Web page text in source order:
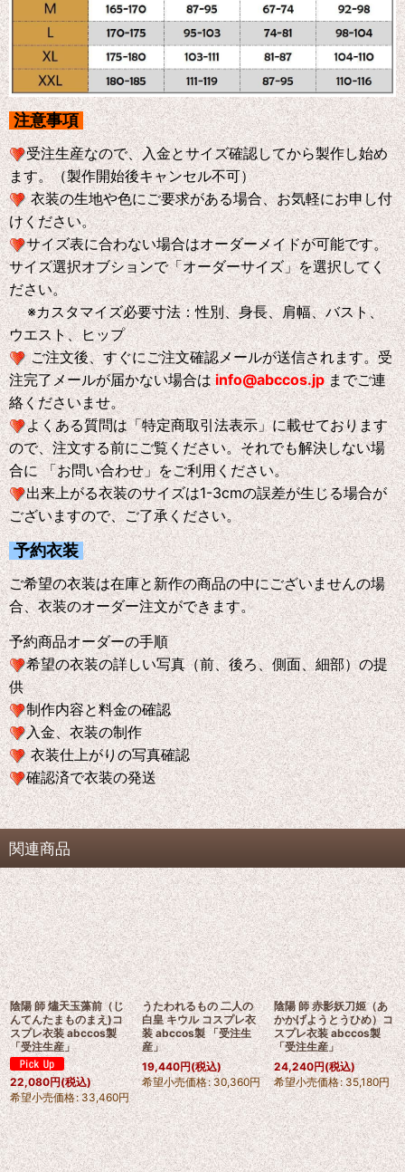
注意事項
受注生産なので、入金とサイズ確認してから製作し始め
ます。（製作開始後キャンセル不可）
衣装の生地や色にご要求がある場合、お気軽にお申し付
けください。
サイズ表に合わない場合はオーダーメイドが可能です。
サイズ選択オブションで「オーダーサイズ」を選択してく
ださい。
※カスタマイズ必要寸法：性別、身長、肩幅、バスト、
ウエスト、ヒップ
ご注文後、すぐにご注文確認メールが送信されます。受
注完了メールが届かない場合はinfo@abccos.jp までご連
絡くださいませ。
よくある質問は「特定商取引法表示」に載せております
ので、注文する前にご覧ください。それでも解決しない場
合に 「お問い合わせ」をご利用ください。
出来上がる衣装のサイズは1-3cmの誤差が生じる場合が
ございますので、ご了承ください。
予約衣装
ご希望の衣装は在庫と新作の商品の中にございませんの場
合、衣装のオーダー注文ができます。
予約商品オーダーの手順
希望の衣装の詳しい写真（前、後ろ、側面、細部）の提
供
制作内容と料金の確認
入金、衣装の制作
衣装仕上がりの写真確認
確認済で衣装の発送
関連商品
陰陽 師 燼天玉藻前（じ
んてんたまものまえ)コ
スプレ衣装 abccos製
「受注生産」
22,080円(税込)
希望小売価格: 33,460円
うたわれるもの 二人の
白皇 キウル コスプレ衣
装 abccos製 「受注生
産」
19,440円(税込)
希望小売価格: 30,360円
陰陽 師 赤影妖刀姬（あ
かかげようとうひめ）コ
スプレ衣装 abccos製
「受注生産」
24,240円(税込)
希望小売価格: 35,180円